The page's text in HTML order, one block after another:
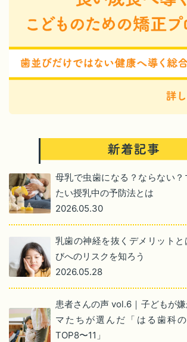
母乳で虫歯になる？ならない？
たい授乳中の予防法とは
2026.05.30
乳歯の神経を抜くデメリット
びへのリスクを知ろう
2026.05.28
患者さんの声 vol.6｜子どもが
マたちが選んだ「はる歯科
TOP8〜11」